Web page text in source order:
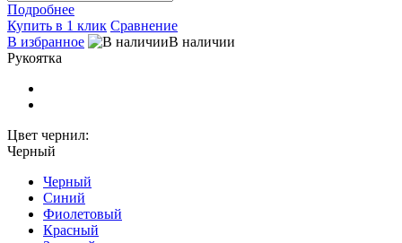
Подробнее
Купить в 1 клик Сравнение
В избранное
В наличии
Рукоятка
Цвет чернил:
Черный
Черный
Синий
Фиолетовый
Красный